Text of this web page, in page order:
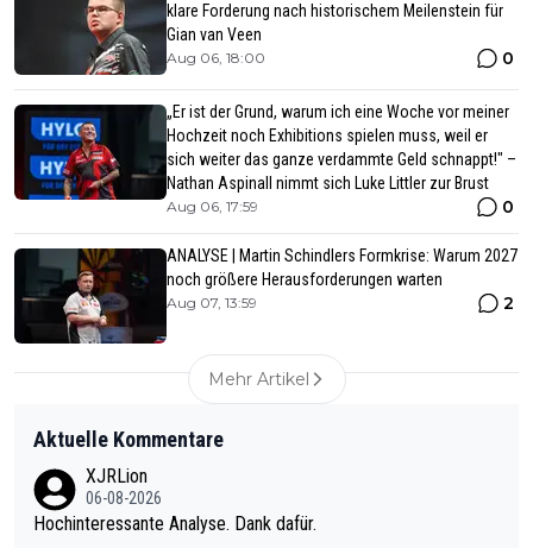
klare Forderung nach historischem Meilenstein für
Gian van Veen
Aug 06, 18:00 0
„Er ist der Grund, warum ich eine Woche vor meiner
Hochzeit noch Exhibitions spielen muss, weil er
sich weiter das ganze verdammte Geld schnappt!" –
Nathan Aspinall nimmt sich Luke Littler zur Brust
Aug 06, 17:59 0
ANALYSE | Martin Schindlers Formkrise: Warum 2027
noch größere Herausforderungen warten
Aug 07, 13:59 2
Mehr Artikel
Aktuelle Kommentare
XJRLion
06-08-2026
Hochinteressante Analyse. Dank dafür.